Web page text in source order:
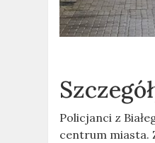
Policjanci z
centrum miasta.